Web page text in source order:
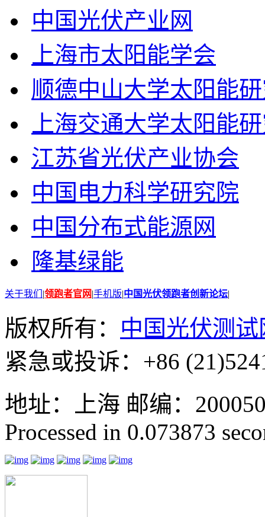
中国光伏产业网
上海市太阳能学会
顺德中山大学太阳能
上海交通大学太阳能
江苏省光伏产业协会
中国电力科学研究院
中国分布式能源网
隆基绿能
关于我们 |领跑者官网|手机版|中国光伏领跑者创新论坛|
版权所有： 中国光伏测试
紧急或投诉：+86
地址：上海 邮编：
Processed in 0.073873